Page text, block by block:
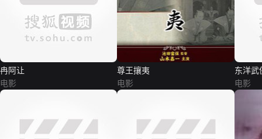
冉阿让
电影
尊王攘夷
电影
东洋武
电影